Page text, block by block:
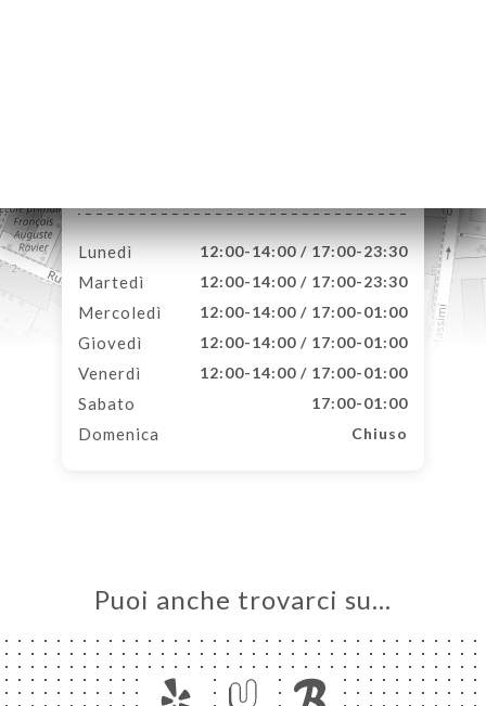
Lunedì 12:00-14:00 / 17:00-23:30
Martedì 12:00-14:00 / 17:00-23:30
Mercoledì 12:00-14:00 / 17:00-01:00
Giovedì 12:00-14:00 / 17:00-01:00
Venerdì 12:00-14:00 / 17:00-01:00
Sabato 17:00-01:00
Domenica Chiuso
Puoi anche trovarci su…